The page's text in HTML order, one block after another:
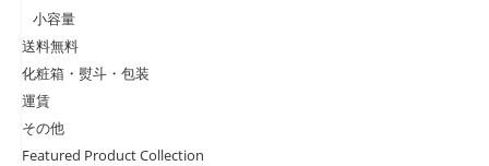
小容量
送料無料
化粧箱・熨斗・包装
運賃
その他
Featured Product Collection